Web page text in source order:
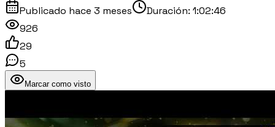
Publicado hace 3 meses Duración: 1:02:46
926
29
5
Marcar como visto